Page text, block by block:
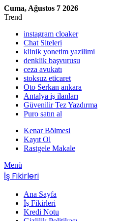
Cuma, Ağustos 7 2026
Trend
instagram cloaker
Chat Siteleri
klinik yonetim yazilimi
denklik başvurusu
ceza avukatı
stoksuz eticaret
Oto Serkan ankara
Antalya iş ilanları
Güvenilir Tez Yazdırma
Puro satın al
Kenar Bölmesi
Kayıt Ol
Rastgele Makale
Menü
İş Fikirleri
Ana Sayfa
İş Fikirleri
Kredi Notu